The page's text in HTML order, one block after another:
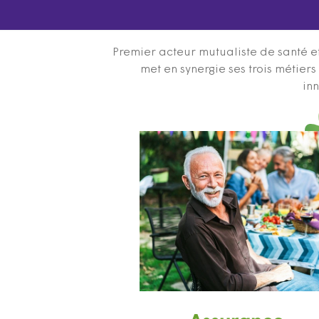
Premier acteur mutualiste de santé
met en synergie ses trois